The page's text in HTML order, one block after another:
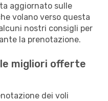
aggiornato sulle
volano verso questa
nostri consigli per
la prenotazione.
migliori offerte
dei voli